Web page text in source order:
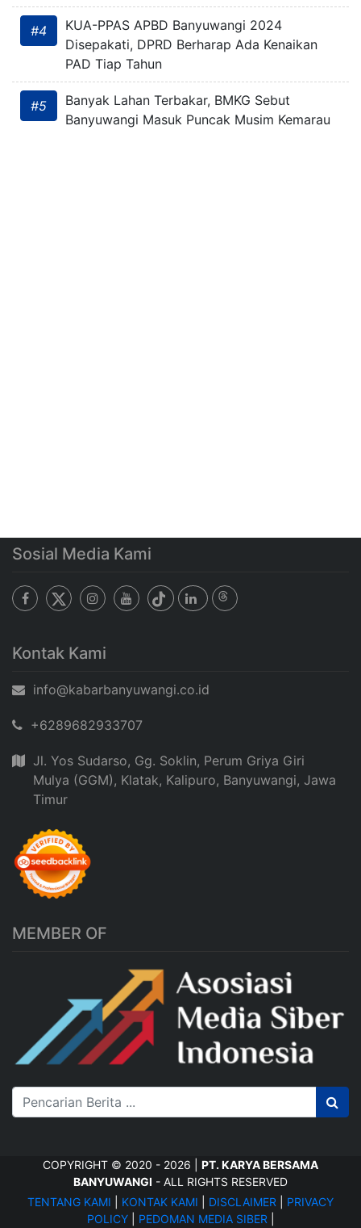
#4
KUA-PPAS APBD Banyuwangi 2024
Disepakati, DPRD Berharap Ada Kenaikan
PAD Tiap Tahun
#5
Banyak Lahan Terbakar, BMKG Sebut
Banyuwangi Masuk Puncak Musim Kemarau
Sosial Media Kami
Kontak Kami
info@kabarbanyuwangi.co.id
+6289682933707
Jl. Yos Sudarso, Gg. Soklin, Perum Griya Giri
Mulya (GGM), Klatak, Kalipuro, Banyuwangi, Jawa
Timur
MEMBER OF
COPYRIGHT © 2020 - 2026 | PT. KARYA BERSAMA
BANYUWANGI - ALL RIGHTS RESERVED
TENTANG KAMI
KONTAK KAMI DISCLAIMER
PRIVACY
POLICY| PEDOMAN MEDIA SIBER